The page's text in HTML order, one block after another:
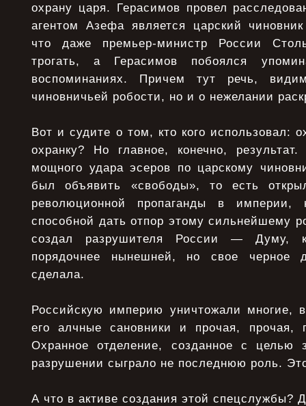
охрану царя. Герасимов провел
агентом Азефа является царский
что даже премьер-министр России
трогать, а Герасимов побоялся
воспоминаниях. Причем тут речь,
чиновничьей робости, но и о нежелании
Вот и судите о том, кто кого использовал:
охранку? Но главное, конечно,
мощного удара эсеров по царскому
был объявить «свободы», то есть
революционной пропаганды в
способной дать отпор этому сильнейшему
создал разрушителя России — Думу,
порядочнее нынешней, но свое черное
сделала.
Российскую империю уничтожали многие,
его алчные сановники и прочая, прочая,
Охранное отделение, созданное с
разрушении сыграло не последнюю роль.
А что в активе создания этой спецслужбы?